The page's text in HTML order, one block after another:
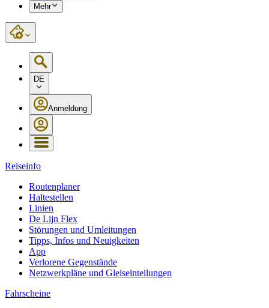
Mehr
DE
Anmeldung
Reiseinfo
Routenplaner
Haltestellen
Linien
De Lijn Flex
Störungen und Umleitungen
Tipps, Infos und Neuigkeiten
App
Verlorene Gegenstände
Netzwerkpläne und Gleiseinteilungen
Fahrscheine